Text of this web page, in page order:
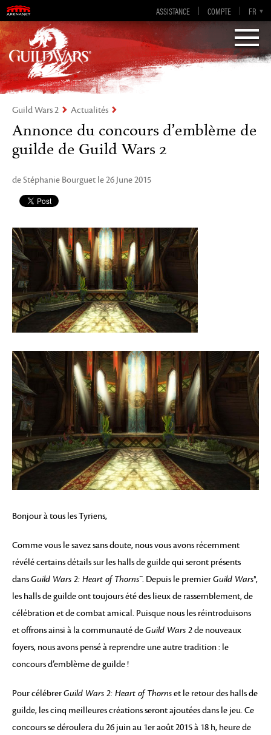
ASSISTANCE COMPTE FR
EN
DE
ES
EN-GB
Visions of Eternity
Guild Wars 2
Guild Wars 2 Actualités
Annonce du concours d’emblème de
guilde de Guild Wars 2
de Stéphanie Bourguet le 26 June 2015
Bonjour à tous les Tyriens,
Comme vous le savez sans doute, nous vous avons récemment
révélé certains détails sur les halls de guilde qui seront présents
dansGuild Wars 2: Heart of Thorns™. Depuis le premierGuild Wars®,
les halls de guilde ont toujours été des lieux de rassemblement, de
célébration et de combat amical. Puisque nous les réintroduisons
et offrons ainsi à la communauté deGuild Wars 2de nouveaux
foyers, nous avons pensé à reprendre une autre tradition : le
concours d’emblème de guilde !
Pour célébrerGuild Wars 2: Heart of Thornset le retour des halls de
guilde, les cinq meilleures créations seront ajoutées dans le jeu. Ce
concours se déroulera du 26 juin au 1er août 2015 à 18 h, heure de